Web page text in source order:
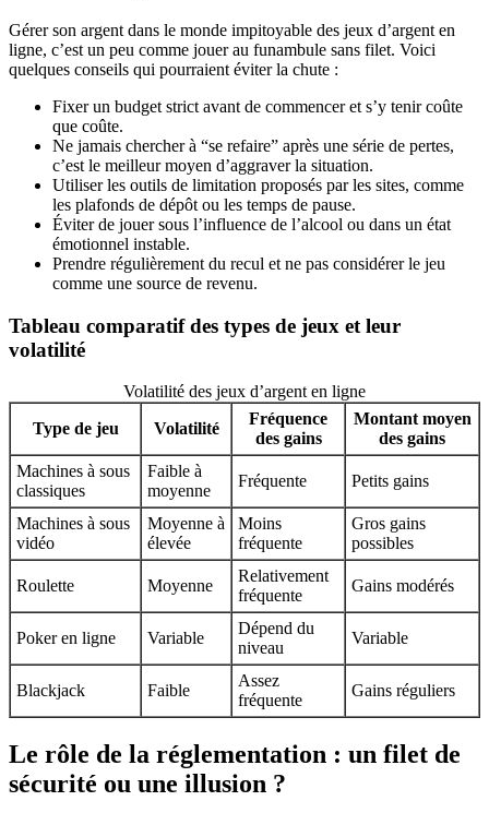
Gérer son argent dans le monde impitoyable des jeux d’argent en
ligne, c’est un peu comme jouer au funambule sans filet. Voici
quelques conseils qui pourraient éviter la chute :
Fixer un budget strict avant de commencer et s’y tenir coûte
que coûte.
Ne jamais chercher à “se refaire” après une série de pertes,
c’est le meilleur moyen d’aggraver la situation.
Utiliser les outils de limitation proposés par les sites, comme
les plafonds de dépôt ou les temps de pause.
Éviter de jouer sous l’influence de l’alcool ou dans un état
émotionnel instable.
Prendre régulièrement du recul et ne pas considérer le jeu
comme une source de revenu.
Tableau comparatif des types de jeux et leur
volatilité
Volatilité des jeux d’argent en ligne
Type de jeu
Volatilité
Fréquence
des gains
Montant moyen
des gains
Machines à sous
classiques
Faible à
moyenne
Fréquente Petits gains
Machines à sous
vidéo
Moyenne à
élevée
Moins
fréquente
Gros gains
possibles
Roulette Moyenne
Relativement
fréquente
Gains modérés
Poker en ligne Variable
Dépend du
niveau
Variable
Blackjack Faible
Assez
fréquente
Gains réguliers
Le rôle de la réglementation : un filet de
sécurité ou une illusion ?